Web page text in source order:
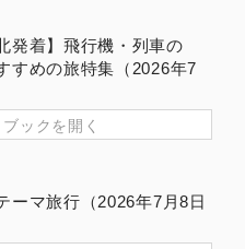
発着】飛行機・列車の
めの旅特集（2026年7
ブックを開く
ーマ旅行（2026年7月8日